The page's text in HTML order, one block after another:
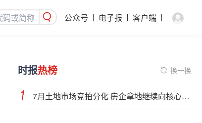
公众号 电子报 客户端
时报热榜 换一换
7月土地市场竞拍分化 房企拿地继续向核心城市聚集